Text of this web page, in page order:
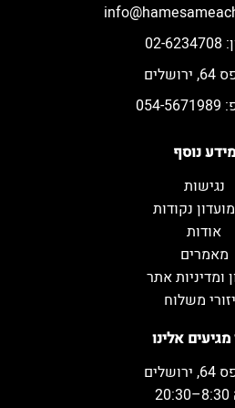
אלינו
מידע נוסף
נגישות
מועדון נקודות
אודות
מאמרים
ומדיניות אתר
משלוח